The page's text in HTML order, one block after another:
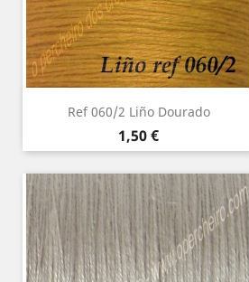
Ref 060/2 Liño Dourado
Precio
1,50 €